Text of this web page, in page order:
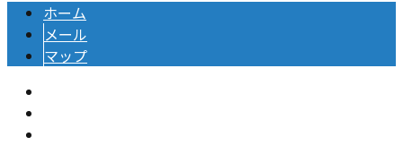
ホーム
メール
マップ